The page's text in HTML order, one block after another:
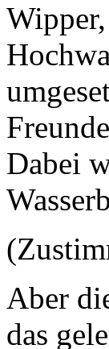
Dabei
Aber
das